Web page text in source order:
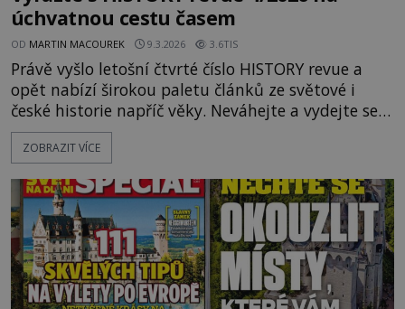
úchvatnou cestu časem
OD MARTIN MACOUREK 9.3.2026 3.6TIS
Právě vyšlo letošní čtvrté číslo HISTORY revue a
opět nabízí širokou paletu článků ze světové i
české historie napříč věky. Neváhejte a vydejte se s
námi na úžasnou cestu časem! V hlavním Tématu
čísla vyplouváme se slavným Kryštofem Kolumbem
Kolumbus musel nejdříve mocné vládce přesvědčit,
že jeho cesta západním směrem do Asie má vůbec
smysl, a to
ZOBRAZIT VÍCE